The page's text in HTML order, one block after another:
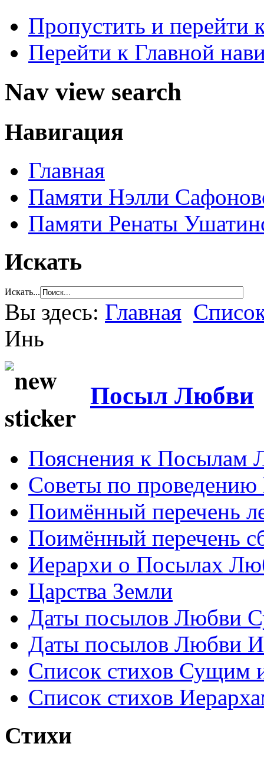
Пропустить и перейти
Перейти к Главной
Nav view search
Навигация
Главная
Памяти Нэлли
Памяти Ренаты
Искать
Искать...
Вы здесь: Главная
Инь
Посыл Любви
Пояснения к Посылам
Советы по
Поимённый перечень
Поимённый перечень
Иерархи о Посылах
Царства Земли
Даты посылов Любви
Даты посылов Любви
Список стихов Сущим
Список стихов
Стихи